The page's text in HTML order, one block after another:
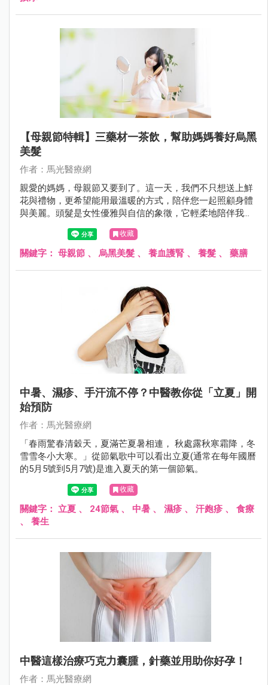
【母親節特輯】三藥材一茶飲，幫助媽媽養好烏黑
美髮
作者：馬光醫療網
親愛的媽媽，母親節又要到了。這一天，我們不只想送上鮮
花與禮物，更希望能用最溫暖的方式，陪伴您一起照顧身體
與美麗。頭髮是女性優雅與自信的象徵，它輕柔地陪伴我們
走過每一個日子。
收藏
關鍵字： 母親節 、 烏黑美髮 、 養血護腎 、 養髮 、 藥膳
中暑、濕疹、手汗流不停？中醫教你從「立夏」開
始預防
作者：馬光醫療網
「春雨驚春清穀天，夏滿芒夏暑相連， 秋處露秋寒霜降，冬
雪雪冬小大寒。」從節氣歌中可以看出立夏(通常在每年國曆
的5月5號到5月7號)是進入夏天的第一個節氣。
收藏
關鍵字： 立夏 、 24節氣 、 中暑 、 濕疹 、 汗皰疹 、 食療
、 養生
中醫這樣治療巧克力囊腫，針藥並用助你好孕！
作者：馬光醫療網